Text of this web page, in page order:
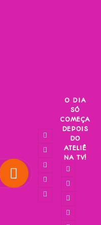
O DIA
SÓ
COMEÇA
DEPOIS
DO
ATELIÊ
NA TV!